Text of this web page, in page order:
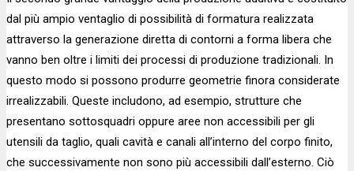
dal più ampio ventaglio di possibilità di formatura realizzata
attraverso la generazione diretta di contorni a forma libera che
vanno ben oltre i limiti dei processi di produzione tradizionali. In
questo modo si possono produrre geometrie finora considerate
irrealizzabili. Queste includono, ad esempio, strutture che
presentano sottosquadri oppure aree non accessibili per gli
utensili da taglio, quali cavità e canali all’interno del corpo finito,
che successivamente non sono più accessibili dall’esterno. Ciò